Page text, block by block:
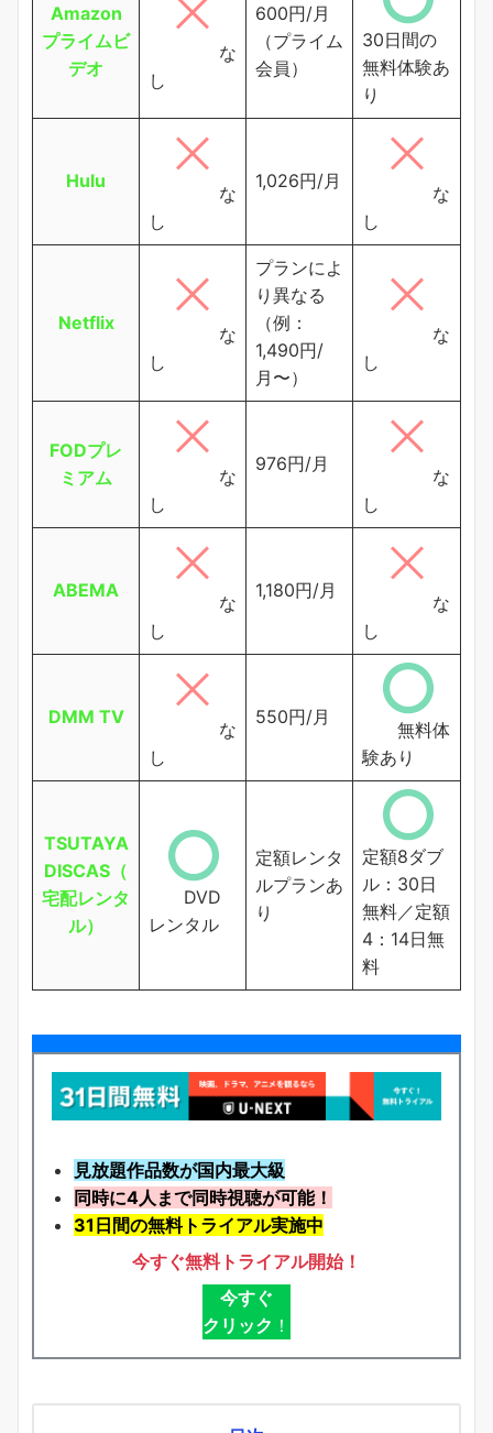
Amazon
プライムビ
デオ
な
し
600円/月
（プライム
会員）
30日間の
無料体験あ
り
Hulu
な
し
1,026円/月
な
し
Netflix
な
し
プランによ
り異なる
（例：
1,490円/
月〜）
な
し
FODプレ
ミアム
な
し
976円/月
な
し
ABEMA
な
し
1,180円/月
な
し
DMM TV
な
し
550円/月
無料体
験あり
TSUTAYA
DISCAS（
宅配レンタ
ル）
DVD
レンタル
定額レンタ
ルプランあ
り
定額8ダブ
ル：30日
無料／定額
4：14日無
料
見放題作品数が国内最大級
同時に4人まで同時視聴が可能！
31日間の無料トライアル実施中
今すぐ無料トライアル開始！
今すぐ
クリック ！